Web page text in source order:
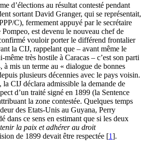
d’élections au résultat contesté pendant
sortant David Granger, qui se représentait,
C), fermement appuyé par le secrétaire
est devenu le nouveau chef de
vouloir porter le différend frontalier
la CIJ, rappelant que – avant même le
même très hostile à Caracas – c’est son parti
à mis un terme au « dialogue de bonnes
plusieurs décennies avec le pays voisin.
CIJ déclara admissible la demande de
d’un traité signé en 1899 (la Sentence
la zone contestée. Quelques temps
des Etats-Unis au Guyana, Perry
dans ce sens en estimant que si les deux
la paix et adhérer au droit
de 1899 devait être respectée [1].